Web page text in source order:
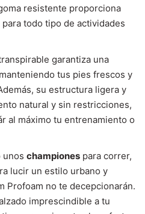
resistente proporciona
todo tipo de actividades
garantiza una
tus pies frescos y
su estructura ligera y
natural y sin restricciones,
al máximo tu entrenamiento o
unos championes para correr,
lucir un estilo urbano y
Profoam no te decepcionarán.
imprescindible a tu